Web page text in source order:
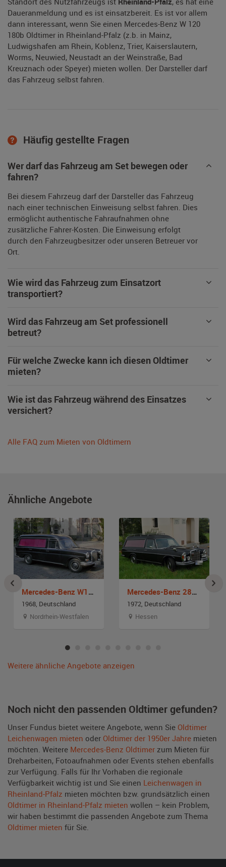
Daueranmeldung und es ist einsatzbereit. Es ist vor allem
dann interessant, wenn Sie einen Mercedes-Benz W 120
180b Oldtimer in Rheinland-Pfalz (z.b. in Mainz,
Ludwigshafen am Rhein, Koblenz, Trier, Kaiserslautern,
Worms, Neuwied, Neustadt an der Weinstraße, Bad
Kreuznach oder Speyer) mieten wollen. Der Darsteller darf
das Fahrzeug selbst fahren.
Häufig gestellte Fragen
Wer darf das Fahrzeug am Set bewegen oder
fahren?
Bei diesem Fahrzeug darf der Darsteller das Fahrzeug
nach einer technischen Einweisung selbst fahren. Dies
ermöglicht authentische Fahraufnahmen ohne
zusätzliche Fahrer-Kosten. Die Einweisung erfolgt
durch den Fahrzeugbesitzer oder unseren Betreuer vor
Ort.
Wie wird das Fahrzeug zum Einsatzort
transportiert?
Wird das Fahrzeug am Set professionell
betreut?
Für welche Zwecke kann ich diesen Oldtimer
mieten?
Wie ist das Fahrzeug während des Einsatzes
versichert?
Alle FAQ zum Mieten von Oldtimern
Ähnliche Angebote
Mercedes-Benz W110 200D Leichenwagen
1968, Deutschland
Nordrhein-Westfalen
Mercedes-Benz 280S Bestattungswagen
1972, Deutschland
Hessen
Weitere ähnliche Angebote anzeigen
Noch nicht den passenden Oldtimer gefunden?
Unser Fundus bietet weitere Angebote, wenn Sie Oldtimer
Leichenwagen mieten oder Oldtimer der 1950er Jahre mieten
möchten. Weitere Mercedes-Benz Oldtimer zum Mieten für
Dreharbeiten, Fotoaufnahmen oder Events stehen ebenfalls
zur Verfügung. Falls für Ihr Vorhaben die regionale
Verfügbarkeit wichtig ist und Sie einen Leichenwagen in
Rheinland-Pfalz mieten möchten bzw. grundsätzlich einen
Oldtimer in Rheinland-Pfalz mieten wollen – kein Problem,
wir haben bestimmt die passenden Angebote zum Thema
Oldtimer mieten für Sie.